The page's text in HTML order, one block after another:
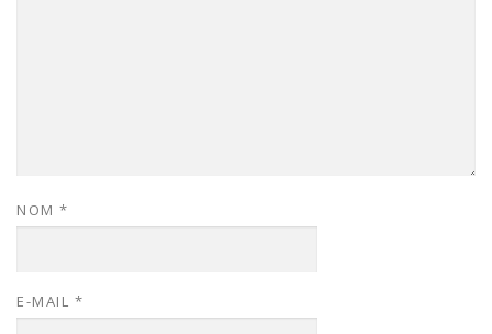
NOM *
E-MAIL *